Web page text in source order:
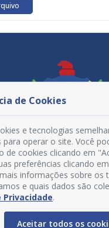
Redes Sociais
de Cookies
e tecnologias
para operar o site. Você
de cookies clicando em
preferências clicando
informações sobre os
e quais dados são
Privacidade.
Aceitar todos os